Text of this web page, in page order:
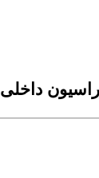
داخلی